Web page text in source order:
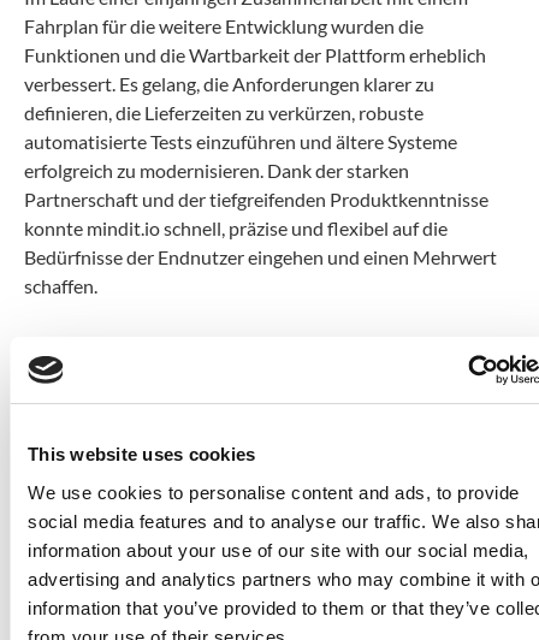
This website uses cookies
We use cookies to personalise content and ads, to provide
social media features and to analyse our traffic. We also
information about your use of our site with our social media,
advertising and analytics partners who may combine it with
information that you’ve provided to them or that they’ve
Fahrplan für die weitere Entwicklung wurden die
Funktionen und die Wartbarkeit der Plattform erheblich
verbessert. Es gelang, die Anforderungen klarer zu
definieren, die Lieferzeiten zu verkürzen, robuste
automatisierte Tests einzuführen und ältere Systeme
erfolgreich zu modernisieren. Dank der starken
Partnerschaft und der tiefgreifenden Produktkenntnisse
konnte mindit.io schnell, präzise und flexibel auf die
Bedürfnisse der Endnutzer eingehen und einen Mehrwert
schaffen.
/Kundenreferenz
Denkweise von mindit.io haben uns dabei geholfen, einer
sich schnell entwickelnden globalen Zahlungsplattform
Struktur und Skalierbarkeit zu verleihen. Ihre Fähigkeit, sich
schnell anzupassen und das System kontinuierlich zu
verbessern, war der Schlüssel zu unserem Erfolg.“
– Produktverantwortlicher, globaler Zahlungsdienstleister